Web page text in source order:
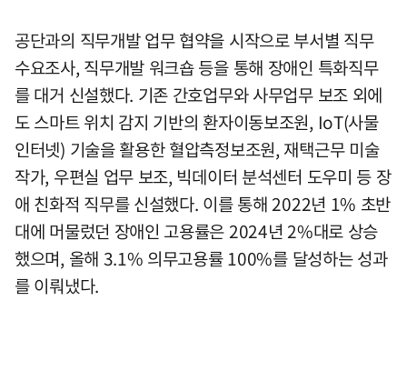
공단과의 직무개발 업무 협약을 시작으로 부서별 직무
수요조사, 직무개발 워크숍 등을 통해 장애인 특화직무
를 대거 신설했다. 기존 간호업무와 사무업무 보조 외에
도 스마트 위치 감지 기반의 환자이동보조원, IoT(사물
인터넷) 기술을 활용한 혈압측정보조원, 재택근무 미술
작가, 우편실 업무 보조, 빅데이터 분석센터 도우미 등 장
애 친화적 직무를 신설했다. 이를 통해 2022년 1% 초반
대에 머물렀던 장애인 고용률은 2024년 2%대로 상승
했으며, 올해 3.1% 의무고용률 100%를 달성하는 성과
를 이뤄냈다.